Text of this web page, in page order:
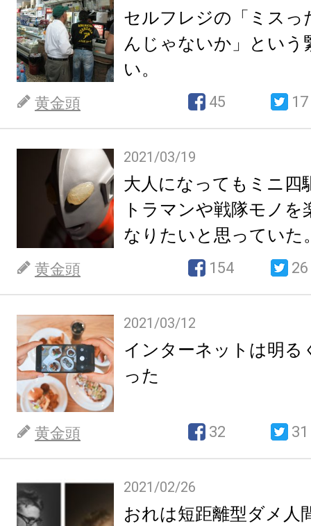
セルフレジの「ミスっ
んじゃないか」という
い。
黄金頭 45 17
2021/03/19
大人になってもミニ四
トラマンや戦隊モノを
なりたいと思っていた
黄金頭 154 26
2021/03/12
インターネットは明る
った
黄金頭 32 31
2021/02/26
おれは短距離型ダメ人